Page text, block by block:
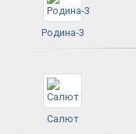
Родина-3
Салют